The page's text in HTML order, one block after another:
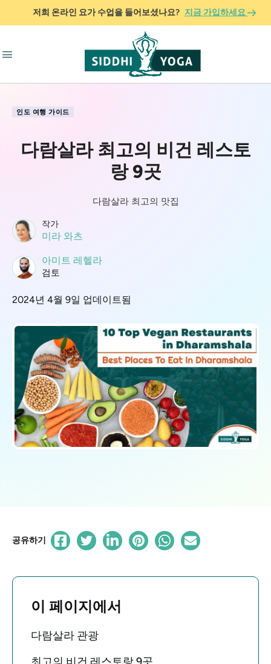
저희 온라인 요가 수업을 들어보셨나요? 지금 가입하세요
인도 여행 가이드
다람살라 최고의 비건 레스토
랑 9곳
다람살라 최고의 맛집
작가
미라 와츠
아미트 레헬라
검토
2024년 4월 9일 업데이트됨
공유하기
이 페이지에서
다람살라 관광